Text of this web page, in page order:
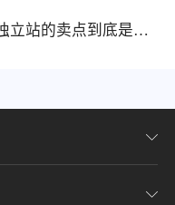
立站的卖点到底是什